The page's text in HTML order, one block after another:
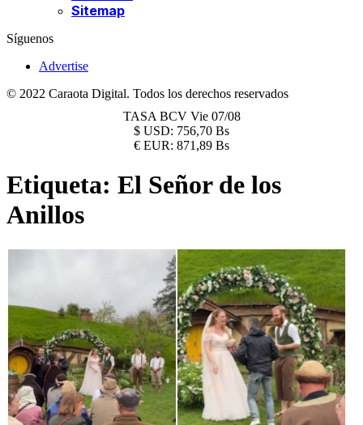
Sitemap
Síguenos
Advertise
© 2022 Caraota Digital. Todos los derechos reservados
TASA BCV Vie 07/08
$ USD: 756,70 Bs
€ EUR: 871,89 Bs
Etiqueta: El Señor de los
Anillos